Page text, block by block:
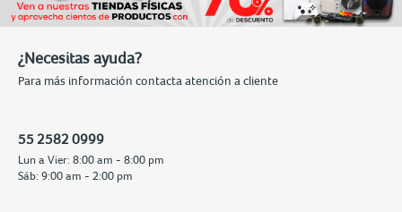
¿Necesitas ayuda?
Para más información contacta atención a cliente
55 2582 0999
Lun a Vier: 8:00 am - 8:00 pm
Sáb: 9:00 am - 2:00 pm